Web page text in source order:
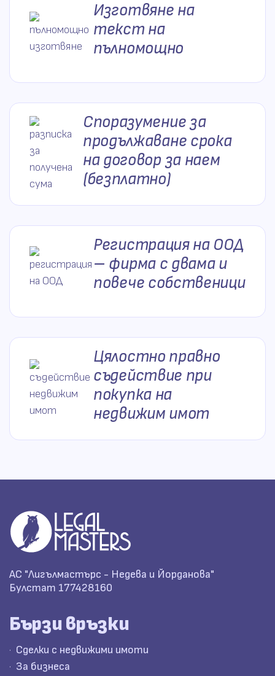
Изготвяне на
текст на
пълномощно
Споразумение за
продължаване срока
на договор за наем
(безплатно)
Регистрация на ООД
– фирма с двама и
повече собственици
Цялостно правно
съдействие при
покупка на
недвижим имот
АС "Лигълмастърс - Недева и Йорданова"
Булстат 177428160
Бързи връзки
Сделки с недвижими имоти
За бизнеса